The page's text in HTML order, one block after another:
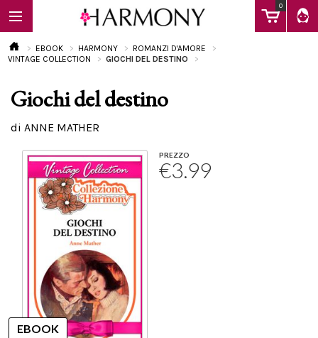
0
EBOOK
Calendario
EBOOK HARMONY
ROMANZI D'AMORE
VINTAGE COLLECTION
GIOCHI DEL DESTINO
Giochi del destino
di ANNE MATHER
PREZZO
€3.99